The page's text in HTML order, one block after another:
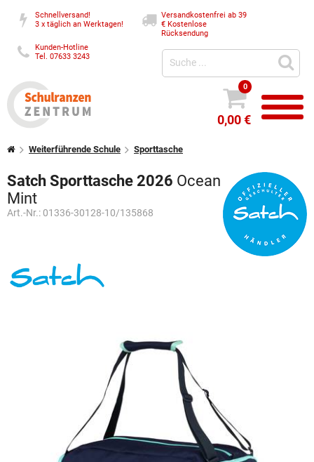
Schnellversand!
3 x täglich an Werktagen!
Versandkostenfrei ab 39
€Kostenlose
Rücksendung
Kunden-Hotline
Tel. 07633 3243
0
0,00 €
Weiterführende Schule Sporttasche
Satch Sporttasche 2026 Ocean
Mint
Art.-Nr.: 01336-30128-10/135868